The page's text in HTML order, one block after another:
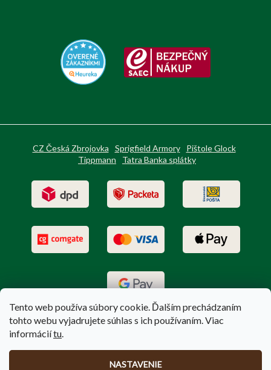
Tento web používa súbory cookie. Ďalším prechádzaním
tohto webu vyjadrujete súhlas s ich používaním. Viac
informáciítu.
NASTAVENIE
CZ Česká Zbrojovka Sprigfield Armory
Pištole Glock
Tippmann
Tatra Banka splátky